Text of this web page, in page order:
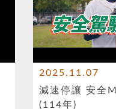
2025.11.07
減速停讓 安全
(114年)